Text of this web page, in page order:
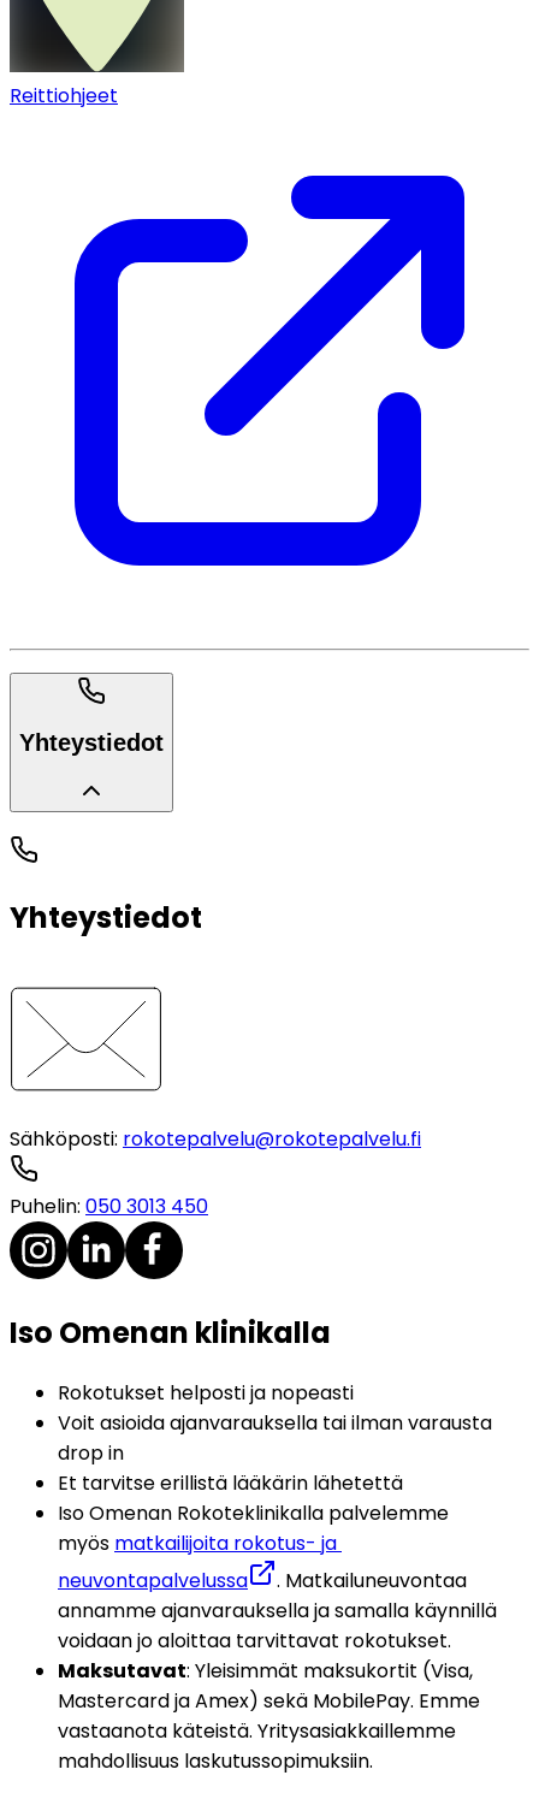
Reittiohjeet
Yhteystiedot
Yhteystiedot
Sähköposti: rokotepalvelu@rokotepalvelu.fi
Puhelin: 050 3013 450
Iso Omenan klinikalla
Rokotukset helposti ja nopeasti
Voit asioida ajanvarauksella tai ilman varausta
drop in
Et tarvitse erillistä lääkärin lähetettä
Iso Omenan Rokoteklinikalla palvelemme
myös matkailijoita rokotus- ja
neuvontapalvelussa
. Matkailuneuvontaa
annamme ajanvarauksella ja samalla käynnillä
voidaan jo aloittaa tarvittavat rokotukset.
Maksutavat: Yleisimmät maksukortit (Visa,
Mastercard ja Amex) sekä MobilePay. Emme
vastaanota käteistä. Yritysasiakkaillemme
mahdollisuus laskutussopimuksiin.